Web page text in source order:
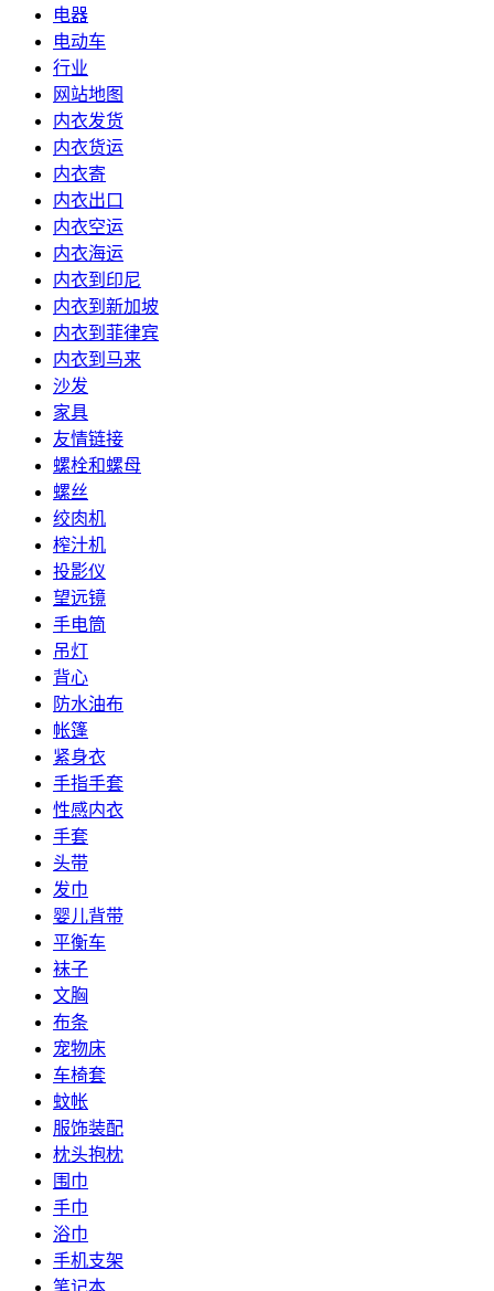
电器
电动车
行业
网站地图
内衣发货
内衣货运
内衣寄
内衣出口
内衣空运
内衣海运
内衣到印尼
内衣到新加坡
内衣到菲律宾
内衣到马来
沙发
家具
友情链接
螺栓和螺母
螺丝
绞肉机
榨汁机
投影仪
望远镜
手电筒
吊灯
背心
防水油布
帐篷
紧身衣
手指手套
性感内衣
手套
头带
发巾
婴儿背带
平衡车
袜子
文胸
布条
宠物床
车椅套
蚊帐
服饰装配
枕头抱枕
围巾
手巾
浴巾
手机支架